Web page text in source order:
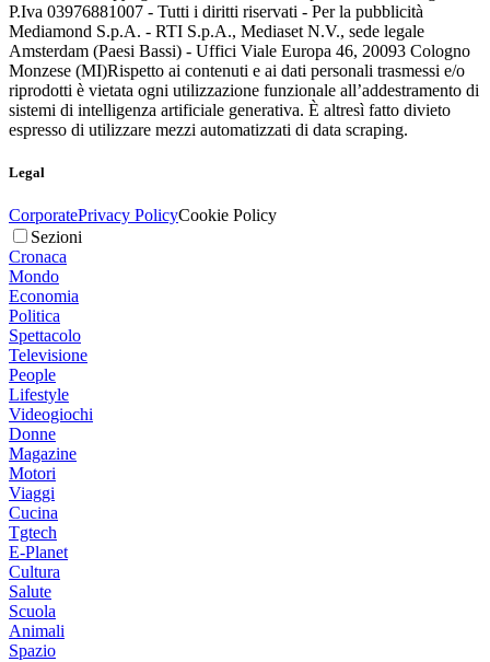
P.Iva 03976881007 - Tutti i diritti riservati - Per la pubblicità
Mediamond S.p.A. - RTI S.p.A., Mediaset N.V., sede legale
Amsterdam (Paesi Bassi) - Uffici Viale Europa 46, 20093 Cologno
Monzese (MI)Rispetto ai contenuti e ai dati personali trasmessi e/o
riprodotti è vietata ogni utilizzazione funzionale all’addestramento di
sistemi di intelligenza artificiale generativa. È altresì fatto divieto
espresso di utilizzare mezzi automatizzati di data scraping.
Legal
CorporatePrivacy PolicyCookie Policy
Sezioni
Cronaca
Mondo
Economia
Politica
Spettacolo
Televisione
People
Lifestyle
Videogiochi
Donne
Magazine
Motori
Viaggi
Cucina
Tgtech
E-Planet
Cultura
Salute
Scuola
Animali
Spazio